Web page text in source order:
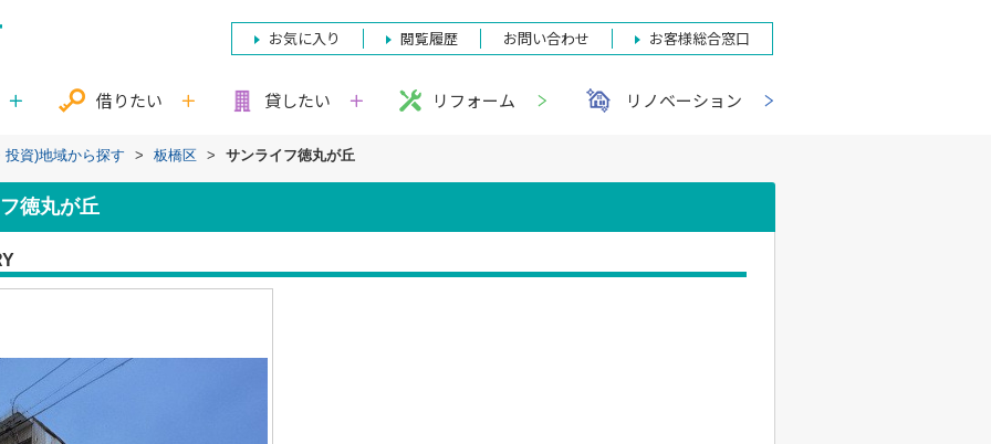
お気に入り 閲覧履歴 お問い合わせ お客様総合窓口
借りたい 貸したい リフォーム リノベーション
投資)地域から探す > 板橋区 > サンライフ徳丸が丘
徳丸が丘